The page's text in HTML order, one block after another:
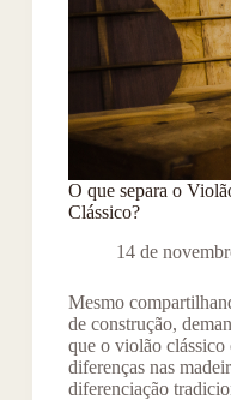
O que separa o
Clássico?
14 de
Mesmo
de construção,
que o violão clássico
diferenças nas
diferenciação